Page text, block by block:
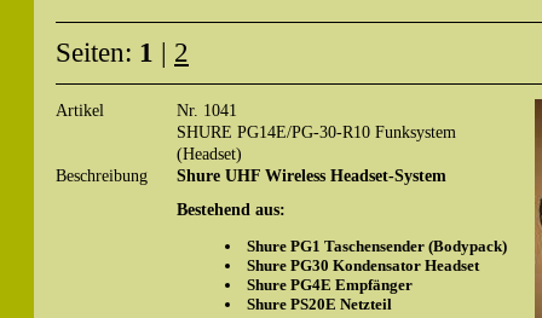
Seiten: 1 | 2
Artikel
Nr. 1041
SHURE PG14E/PG-30-R10 Funksystem
(Headset)
Beschreibung
Shure UHF Wireless Headset-System
Bestehend aus:
Shure PG1 Taschensender (Bodypack)
Shure PG30 Kondensator Headset
Shure PG4E Empfänger
Shure PS20E Netzteil